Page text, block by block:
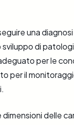
una
di
per le
per il
delle